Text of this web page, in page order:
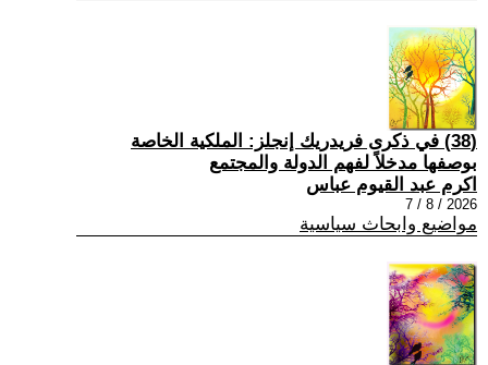
(38) في ذكرى فريدريك إنجلز: الملكية الخاصة
بوصفها مدخلاً لفهم الدولة والمجتمع
اكرم عبد القيوم عباس
2026 / 8 / 7
مواضيع وابحاث سياسية